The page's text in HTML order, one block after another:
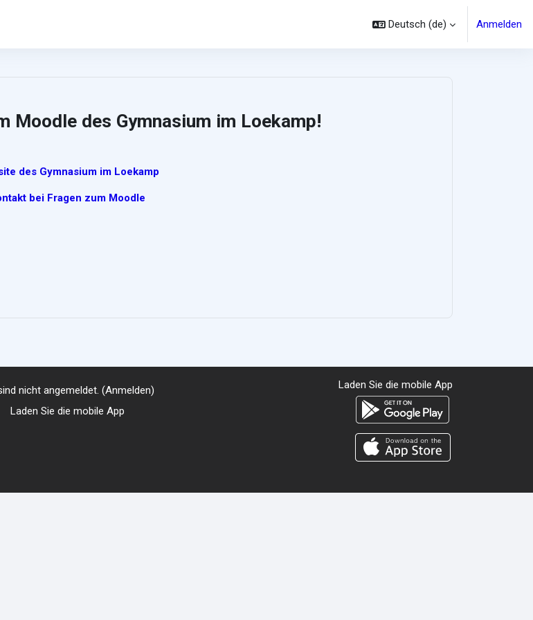
Deutsch ‎(de)‎ Anmelden
Moodle des Gymnasium im Loekamp!
des Gymnasium im Loekamp
bei Fragen zum Moodle
nicht angemeldet. (Anmelden)
Laden Sie die mobile App
Laden Sie die mobile App